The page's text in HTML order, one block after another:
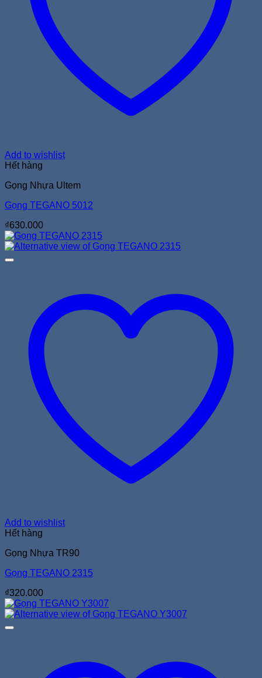
Add to wishlist
Hết hàng
Gọng Nhựa Ultem
Gọng TEGANO 5012
₫630.000
Add to wishlist
Hết hàng
Gọng Nhựa TR90
Gọng TEGANO 2315
₫320.000